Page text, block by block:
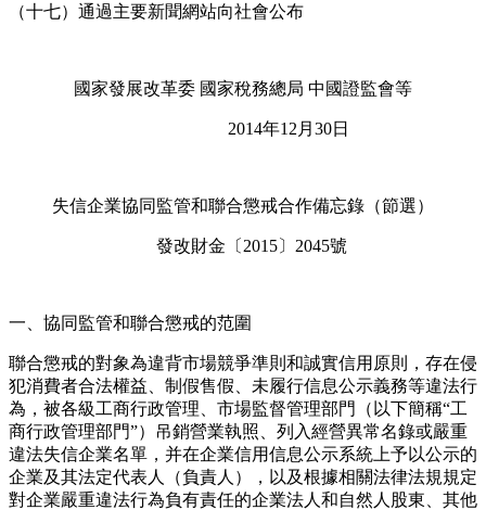
（十七）通過主要新聞網站向社會公布
國家發展改革委 國家稅務總局 中國證監會等
2014年12月30日
失信企業協同監管和聯合懲戒合作備忘錄（節選）
發改財金〔2015〕2045號
一、協同監管和聯合懲戒的范圍
聯合懲戒的對象為違背市場競爭準則和誠實信用原則，存在侵
犯消費者合法權益、制假售假、未履行信息公示義務等違法行
為，被各級工商行政管理、市場監督管理部門（以下簡稱“工
商行政管理部門”）吊銷營業執照、列入經營異常名錄或嚴重
違法失信企業名單，并在企業信用信息公示系統上予以公示的
企業及其法定代表人（負責人），以及根據相關法律法規規定
對企業嚴重違法行為負有責任的企業法人和自然人股東、其他